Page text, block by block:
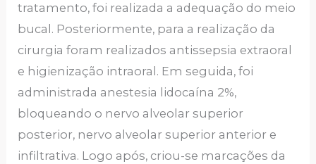
tratamento, foi realizada a adequação do meio
bucal. Posteriormente, para a realização da
cirurgia foram realizados antissepsia extraoral
e higienização intraoral. Em seguida, foi
administrada anestesia lidocaína 2%,
bloqueando o nervo alveolar superior
posterior, nervo alveolar superior anterior e
infiltrativa. Logo após, criou-se marcações da